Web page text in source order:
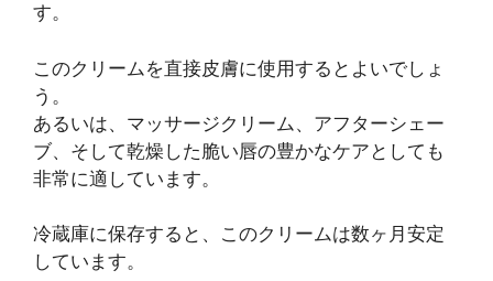
す。
このクリームを直接皮膚に使用するとよいでしょ
う。
あるいは、マッサージクリーム、アフターシェー
ブ、そして乾燥した脆い唇の豊かなケアとしても
非常に適しています。
冷蔵庫に保存すると、このクリームは数ヶ月安定
しています。